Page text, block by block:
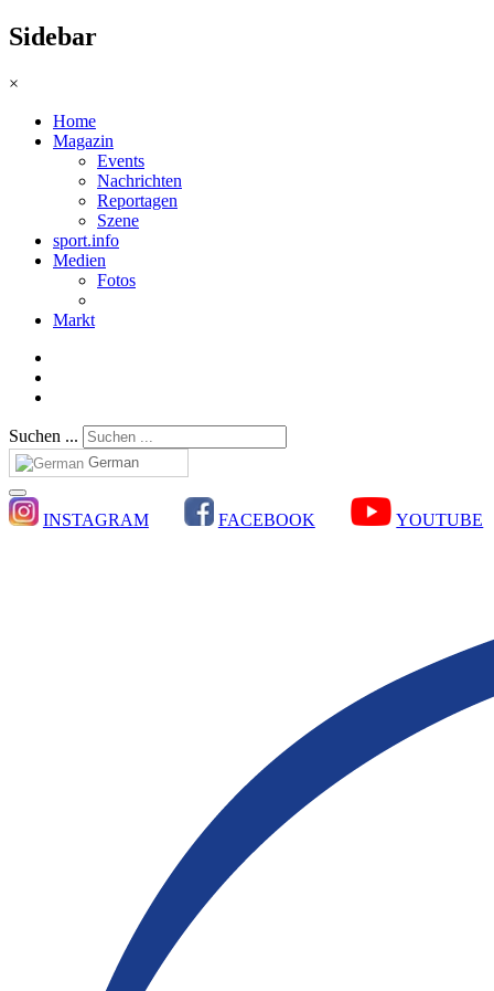
Sidebar
×
Home
Magazin
Events
Nachrichten
Reportagen
Szene
sport.info
Medien
Fotos
Markt
Suchen ...
German
INSTAGRAM FACEBOOK YOUTUBE